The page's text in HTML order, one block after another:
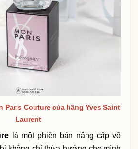
Paris Couturecủa hãng Yves Saint
Laurent
là một phiên bản nâng cấp vô